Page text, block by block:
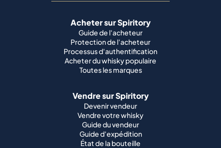
Acheter sur Spiritory
Guide de l'acheteur
Protection de l'acheteur
Processus d'authentification
Acheter du whisky populaire
Toutes les marques
Vendre sur Spiritory
Devenir vendeur
Vendre votre whisky
Guide du vendeur
Guide d'expédition
État de la bouteille